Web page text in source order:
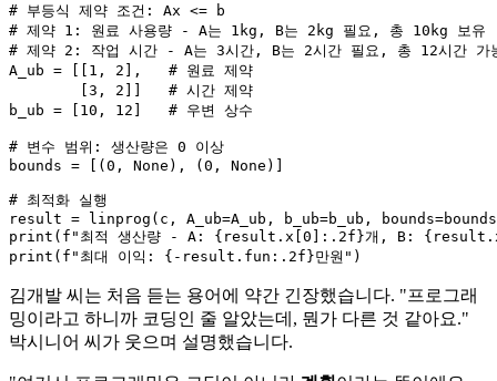
# 부등식 제약 조건: Ax <= b
# 제약 1: 원료 사용량 - A는 1kg, B는 2kg 필요, 총 10kg 보유
# 제약 2: 작업 시간 - A는 3시간, B는 2시간 필요, 총 12시간 가
A_ub = [[ 1 , 2 ], # 원료 제약
3 , 2
# 시간 제약
b_ub = [ 10 , 12 # 우변 상수
# 변수 범위: 생산량은 0 이상
bounds = [( 0 , None ), ( 0 , None )]
# 최적화 실행
print ( f"최적 생산량 - A: {result.x[ 0 ]: .2f}개, B:
print ( f"최대 이익: {-result.fun: .2f}만원"
김개발 씨는 처음 듣는 용어에 약간 긴장했습니다. "프로그래
밍이라고 하니까 코딩인 줄 알았는데, 뭔가 다른 것 같아요."
박시니어 씨가 웃으며 설명했습니다.